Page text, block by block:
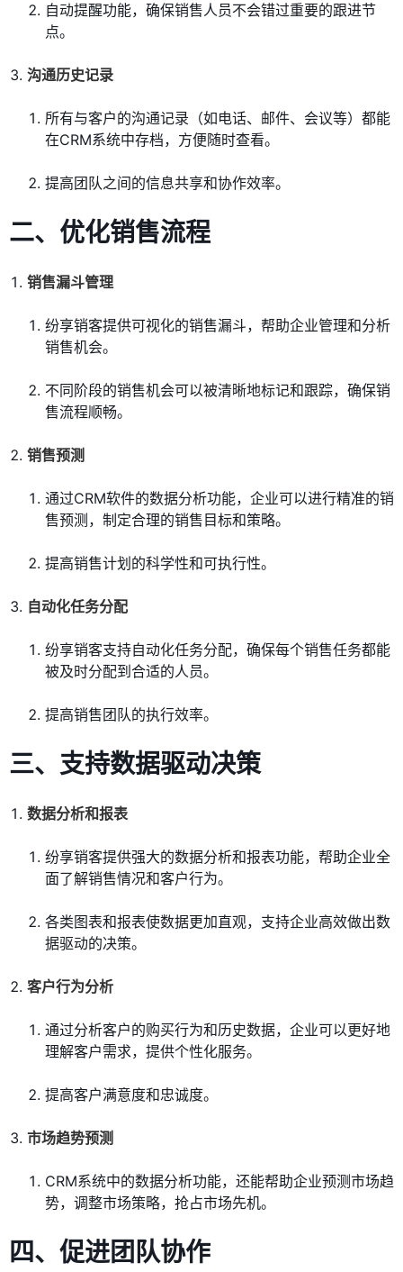
自动提醒功能，确保销售人员不会错过重要的跟进节
点。
沟通历史记录
所有与客户的沟通记录（如电话、邮件、会议等）都能
在CRM系统中存档，方便随时查看。
提高团队之间的信息共享和协作效率。
二、优化销售流程
销售漏斗管理
纷享销客提供可视化的销售漏斗，帮助企业管理和分析
销售机会。
不同阶段的销售机会可以被清晰地标记和跟踪，确保销
售流程顺畅。
销售预测
通过CRM软件的数据分析功能，企业可以进行精准的销
售预测，制定合理的销售目标和策略。
提高销售计划的科学性和可执行性。
自动化任务分配
纷享销客支持自动化任务分配，确保每个销售任务都能
被及时分配到合适的人员。
提高销售团队的执行效率。
三、支持数据驱动决策
数据分析和报表
纷享销客提供强大的数据分析和报表功能，帮助企业全
面了解销售情况和客户行为。
各类图表和报表使数据更加直观，支持企业高效做出数
据驱动的决策。
客户行为分析
通过分析客户的购买行为和历史数据，企业可以更好地
理解客户需求，提供个性化服务。
提高客户满意度和忠诚度。
市场趋势预测
CRM系统中的数据分析功能，还能帮助企业预测市场趋
势，调整市场策略，抢占市场先机。
四、促进团队协作